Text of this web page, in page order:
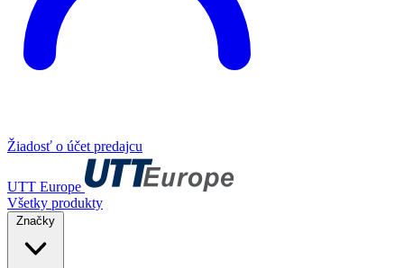
Žiadosť o účet predajcu
UTT Europe
Všetky produkty
Značky